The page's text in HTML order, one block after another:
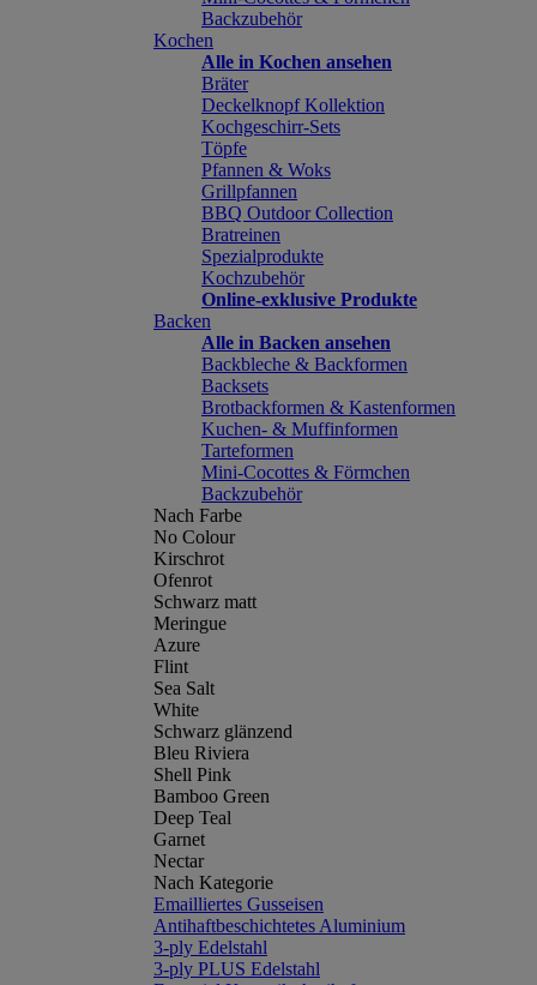
Backzubehör
Kochen
Alle in Kochen ansehen
Bräter
Deckelknopf Kollektion
Kochgeschirr-Sets
Töpfe
Pfannen & Woks
Grillpfannen
BBQ Outdoor Collection
Bratreinen
Spezialprodukte
Kochzubehör
Online-exklusive Produkte
Backen
Alle in Backen ansehen
Backbleche & Backformen
Backsets
Brotbackformen & Kastenformen
Kuchen- & Muffinformen
Tarteformen
Mini-Cocottes & Förmchen
Backzubehör
Nach Farbe
No Colour
Kirschrot
Ofenrot
Schwarz matt
Meringue
Azure
Flint
Sea Salt
White
Schwarz glänzend
Bleu Riviera
Shell Pink
Bamboo Green
Deep Teal
Garnet
Nectar
Nach Kategorie
Emailliertes Gusseisen
Antihaftbeschichtetes Aluminium
3-ply Edelstahl
3-ply PLUS Edelstahl